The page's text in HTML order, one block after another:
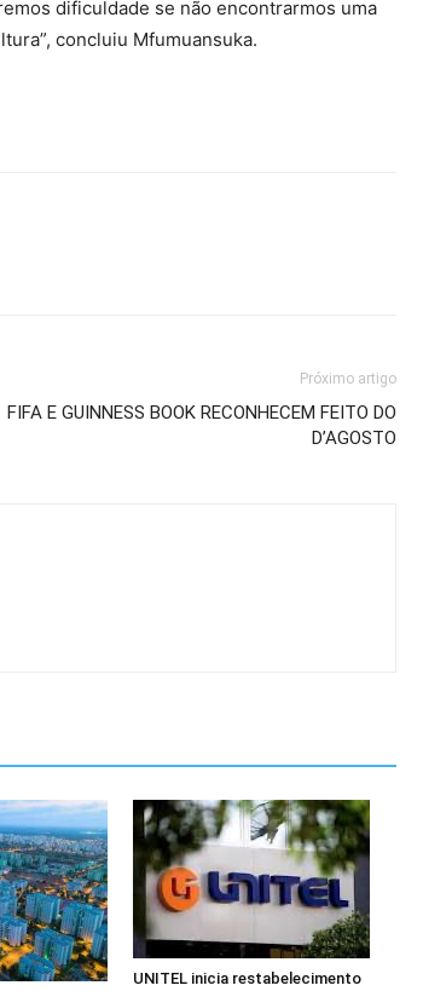
dificuldade se não encontrarmos uma
concluiu Mfumuansuka.
Próximo artigo
FIFA E GUINNESS BOOK RECONHECEM FEITO DO
D’AGOSTO
UNITEL inicia restabelecimento